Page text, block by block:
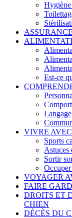
Est-ce
VIVRE
Sports
Astuces
Sortir
VOYAGER
FAIRE
DROITS ET
CHIEN
DÉCÈS DU